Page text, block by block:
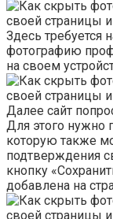
Здесь требуется
фотографию
на своем
Далее сайт
Для этого нужно
которую также
подтверждения
кнопку
добавлена на